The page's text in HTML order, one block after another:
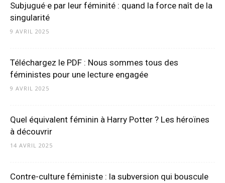
Subjugué·e par leur féminité : quand la force naît de la
singularité
9 AVRIL 2025
Téléchargez le PDF : Nous sommes tous des
féministes pour une lecture engagée
9 AVRIL 2025
Quel équivalent féminin à Harry Potter ? Les héroïnes
à découvrir
14 AVRIL 2025
Contre-culture féministe : la subversion qui bouscule